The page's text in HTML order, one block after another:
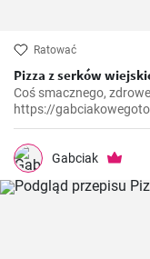
Ratować
Pizza z serków
Coś smacznego,
https://
serkow-wiejskich.html
Gabciak